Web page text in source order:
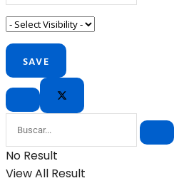
No Result
View All Result